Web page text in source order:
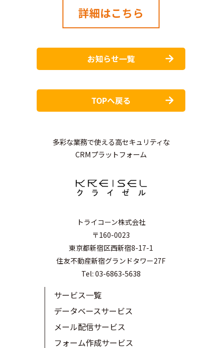
詳細はこちら
お知らせ一覧
TOPへ戻る
多彩な業務で使える高セキュリティな
CRMプラットフォーム
トライコーン株式会社
〒160-0023
東京都新宿区西新宿8-17-1
住友不動産新宿グランドタワー27F
Tel: 03-6863-5638
サービス一覧
データベースサービス
メール配信サービス
フォーム作成サービス